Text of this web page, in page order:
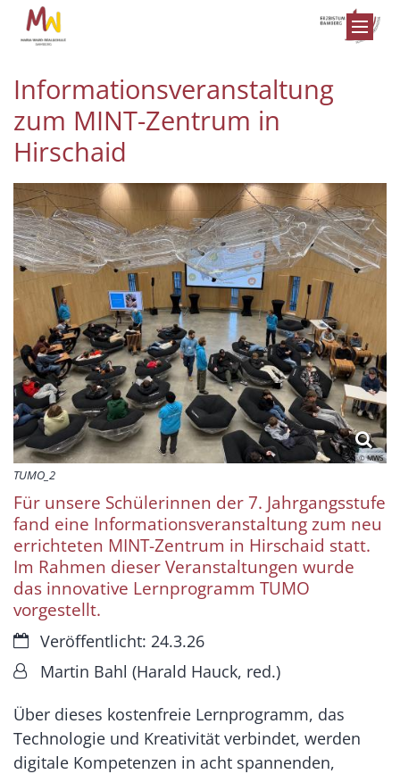
Zum Inhalt springen
Informationsveranstaltung
zum MINT-Zentrum in
Hirschaid
© MWS
TUMO_2
Für unsere Schülerinnen der 7. Jahrgangsstufe
fand eine Informationsveranstaltung zum neu
errichteten MINT-Zentrum in Hirschaid statt.
Im Rahmen dieser Veranstaltungen wurde
das innovative Lernprogramm TUMO
vorgestellt.
Datum:Veröffentlicht: 24.3.26
Von:Martin Bahl (Harald Hauck, red.)
Über dieses kostenfreie Lernprogramm, das
Technologie und Kreativität verbindet, werden
digitale Kompetenzen in acht spannenden,